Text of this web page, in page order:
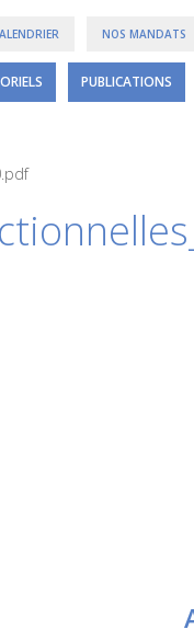
NOS MANDATS
PUBLICATIONS